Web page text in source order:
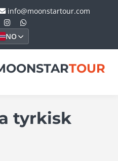
info@moonstartour.com
NO
TOUR
tyrkisk